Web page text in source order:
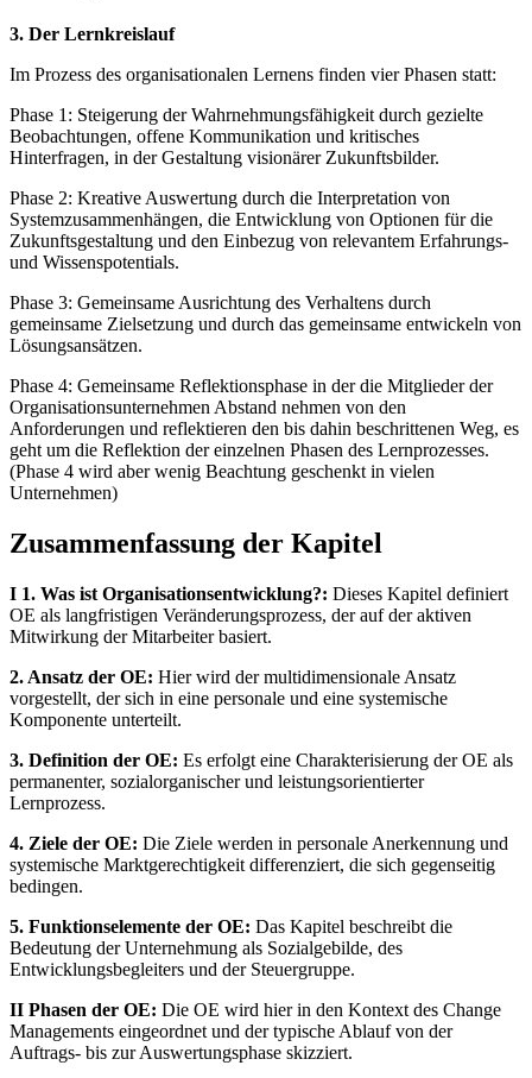
3. Der Lernkreislauf
Im Prozess des organisationalen Lernens finden vier Phasen statt:
Phase 1: Steigerung der Wahrnehmungsfähigkeit durch gezielte
Beobachtungen, offene Kommunikation und kritisches
Hinterfragen, in der Gestaltung visionärer Zukunftsbilder.
Phase 2: Kreative Auswertung durch die Interpretation von
Systemzusammenhängen, die Entwicklung von Optionen für die
Zukunftsgestaltung und den Einbezug von relevantem Erfahrungs-
und Wissenspotentials.
Phase 3: Gemeinsame Ausrichtung des Verhaltens durch
gemeinsame Zielsetzung und durch das gemeinsame entwickeln von
Lösungsansätzen.
Phase 4: Gemeinsame Reflektionsphase in der die Mitglieder der
Organisationsunternehmen Abstand nehmen von den
Anforderungen und reflektieren den bis dahin beschrittenen Weg, es
geht um die Reflektion der einzelnen Phasen des Lernprozesses.
(Phase 4 wird aber wenig Beachtung geschenkt in vielen
Unternehmen)
Zusammenfassung der Kapitel
I 1. Was ist Organisationsentwicklung?: Dieses Kapitel definiert
OE als langfristigen Veränderungsprozess, der auf der aktiven
Mitwirkung der Mitarbeiter basiert.
2. Ansatz der OE: Hier wird der multidimensionale Ansatz
vorgestellt, der sich in eine personale und eine systemische
Komponente unterteilt.
3. Definition der OE: Es erfolgt eine Charakterisierung der OE als
permanenter, sozialorganischer und leistungsorientierter
Lernprozess.
4. Ziele der OE: Die Ziele werden in personale Anerkennung und
systemische Marktgerechtigkeit differenziert, die sich gegenseitig
bedingen.
5. Funktionselemente der OE: Das Kapitel beschreibt die
Bedeutung der Unternehmung als Sozialgebilde, des
Entwicklungsbegleiters und der Steuergruppe.
II Phasen der OE: Die OE wird hier in den Kontext des Change
Managements eingeordnet und der typische Ablauf von der
Auftrags- bis zur Auswertungsphase skizziert.